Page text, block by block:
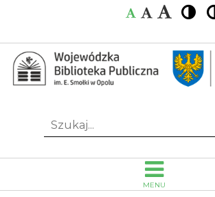
Allan
Poe
Tłumaczenie
Tomasz
Kłoszewski
Czcionka:
Czcionka
Czcionka
Szukaj...
MENU